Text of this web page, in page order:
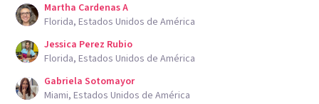
Martha Cardenas A
Florida, Estados Unidos de América
Jessica Perez Rubio
Florida, Estados Unidos de América
Gabriela Sotomayor
Miami, Estados Unidos de América